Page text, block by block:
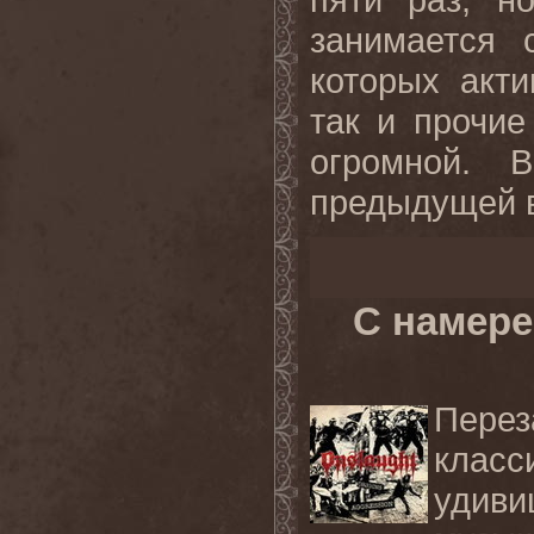
которых
так и
огромной.
предыдущей
С